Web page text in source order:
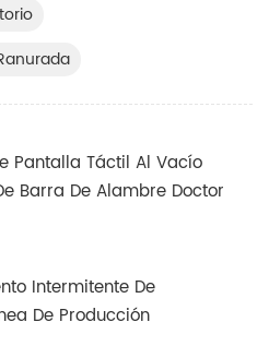
Pantalla Táctil Al Vacío
Barra De Alambre Doctor
Intermitente De
De Producción